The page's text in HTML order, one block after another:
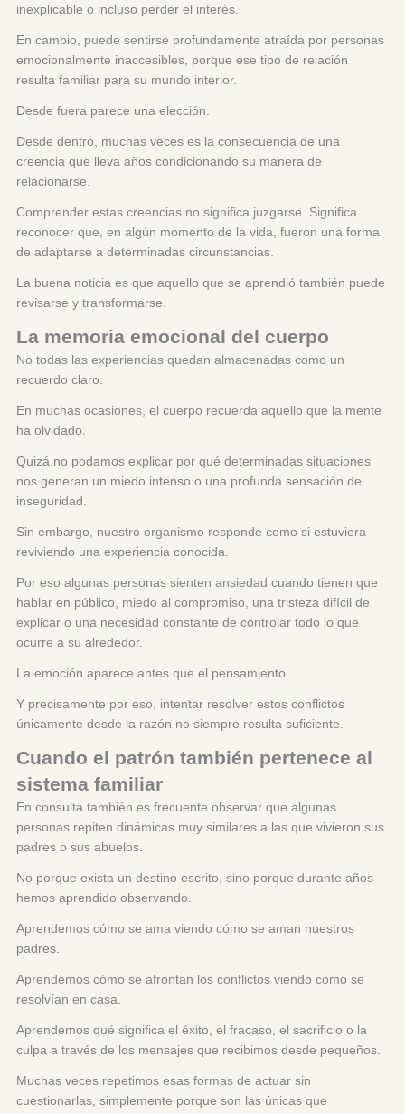
inexplicable o incluso perder el interés.
En cambio, puede sentirse profundamente atraída por personas
emocionalmente inaccesibles, porque ese tipo de relación
resulta familiar para su mundo interior.
Desde fuera parece una elección.
Desde dentro, muchas veces es la consecuencia de una
creencia que lleva años condicionando su manera de
relacionarse.
Comprender estas creencias no significa juzgarse. Significa
reconocer que, en algún momento de la vida, fueron una forma
de adaptarse a determinadas circunstancias.
La buena noticia es que aquello que se aprendió también puede
revisarse y transformarse.
La memoria emocional del cuerpo
No todas las experiencias quedan almacenadas como un
recuerdo claro.
En muchas ocasiones, el cuerpo recuerda aquello que la mente
ha olvidado.
Quizá no podamos explicar por qué determinadas situaciones
nos generan un miedo intenso o una profunda sensación de
inseguridad.
Sin embargo, nuestro organismo responde como si estuviera
reviviendo una experiencia conocida.
Por eso algunas personas sienten ansiedad cuando tienen que
hablar en público, miedo al compromiso, una tristeza difícil de
explicar o una necesidad constante de controlar todo lo que
ocurre a su alrededor.
La emoción aparece antes que el pensamiento.
Y precisamente por eso, intentar resolver estos conflictos
únicamente desde la razón no siempre resulta suficiente.
Cuando el patrón también pertenece al
sistema familiar
En consulta también es frecuente observar que algunas
personas repiten dinámicas muy similares a las que vivieron sus
padres o sus abuelos.
No porque exista un destino escrito, sino porque durante años
hemos aprendido observando.
Aprendemos cómo se ama viendo cómo se aman nuestros
padres.
Aprendemos cómo se afrontan los conflictos viendo cómo se
resolvían en casa.
Aprendemos qué significa el éxito, el fracaso, el sacrificio o la
culpa a través de los mensajes que recibimos desde pequeños.
Muchas veces repetimos esas formas de actuar sin
cuestionarlas, simplemente porque son las únicas que